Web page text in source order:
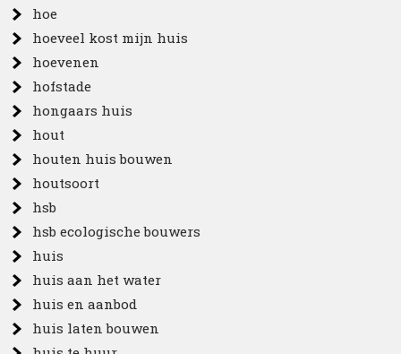
hoe
hoeveel kost mijn huis
hoevenen
hofstade
hongaars huis
hout
houten huis bouwen
houtsoort
hsb
hsb ecologische bouwers
huis
huis aan het water
huis en aanbod
huis laten bouwen